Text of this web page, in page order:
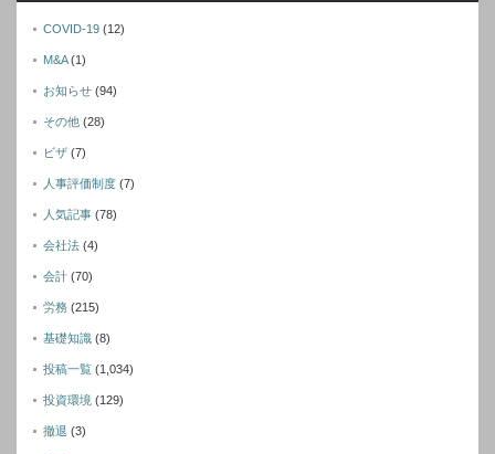
COVID-19 (12)
M&A(1)
お知らせ (94)
その他 (28)
ビザ (7)
人事評価制度 (7)
人気記事 (78)
会社法 (4)
会計 (70)
労務 (215)
基礎知識 (8)
投稿一覧 (1,034)
投資環境 (129)
撤退 (3)